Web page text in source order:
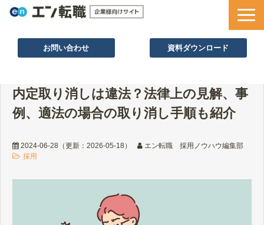
お問い合わせ 資料ダウンロード
採用ノウハウ
採用事例
セミナー情報
内定取り消しは違法？法律上の見解、事
例、適法の場合の取り消し手順も紹介
2024-06-28 （更新： 2026-05-18 ）
エン転職 採用ノウハウ編集部
採用